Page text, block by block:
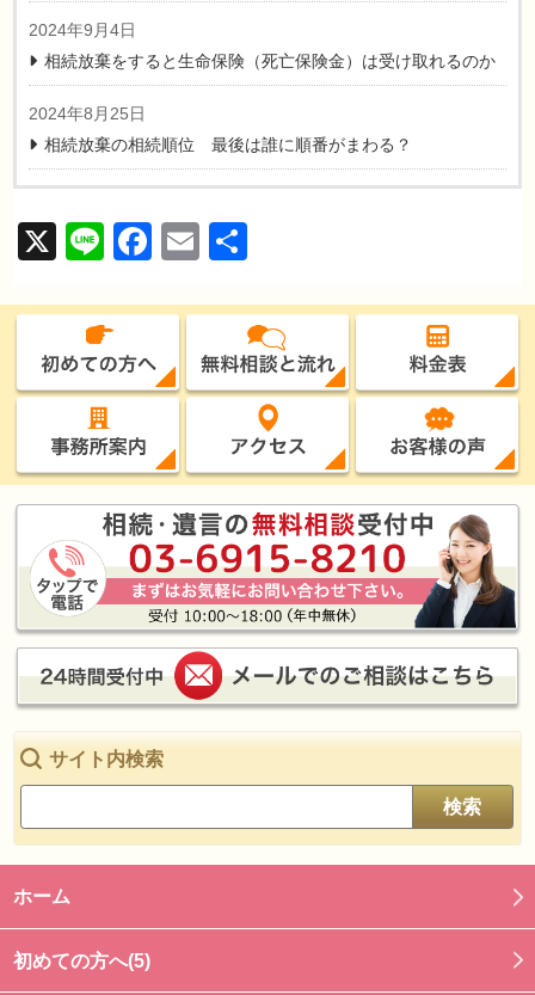
2024年9月4日
相続放棄をすると生命保険（死亡保険金）は受け取れるのか
2024年8月25日
相続放棄の相続順位 最後は誰に順番がまわる？
X LineFacebook
Email
サイト内検索
検索
ホーム
初めての方へ(5)